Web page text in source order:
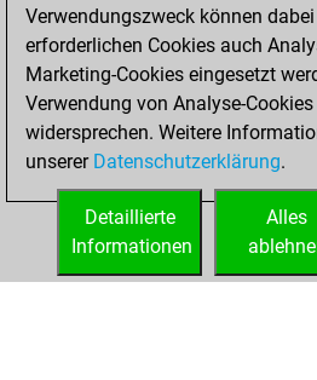
Freitag, Mai 1,
2026
You
blitz games
You
=0 -0 in blitz
Verwendungszweck können
erforderlichen Cookies auch
Marketing-Cookies eingesetzt
Verwendung von Analyse-
widersprechen. Weitere
unserer Datenschutzerklärung.
Alles
Detaillierte
Informationen